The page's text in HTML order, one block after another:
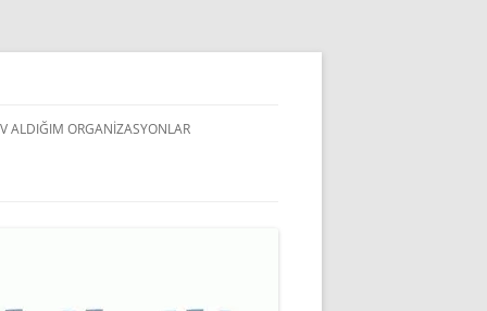
ALDIĞIM ORGANIZASYONLAR